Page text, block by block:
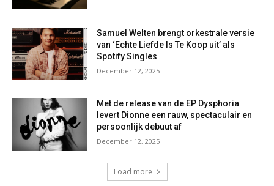
Samuel Welten brengt orkestrale versie
van ‘Echte Liefde Is Te Koop uit’ als
Spotify Singles
December 12, 2025
Met de release van de EP Dysphoria
levert Dionne een rauw, spectaculair en
persoonlijk debuut af
December 12, 2025
Load more